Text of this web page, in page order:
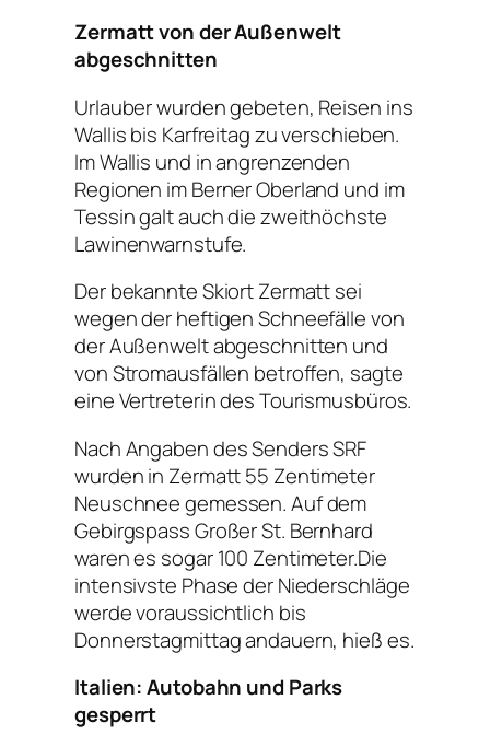
Zermatt von der Außenwelt
abgeschnitten
Urlauber wurden gebeten, Reisen ins
Wallis bis Karfreitag zu verschieben.
Im Wallis und in angrenzenden
Regionen im Berner Oberland und im
Tessin galt auch die zweithöchste
Lawinenwarnstufe.
Der bekannte Skiort Zermatt sei
wegen der heftigen Schneefälle von
der Außenwelt abgeschnitten und
von Stromausfällen betroffen, sagte
eine Vertreterin des Tourismusbüros.
Nach Angaben des Senders SRF
wurden in Zermatt 55 Zentimeter
Neuschnee gemessen. Auf dem
Gebirgspass Großer St. Bernhard
waren es sogar 100 Zentimeter.Die
intensivste Phase der Niederschläge
werde voraussichtlich bis
Donnerstagmittag andauern, hieß es.
Italien: Autobahn und Parks
gesperrt